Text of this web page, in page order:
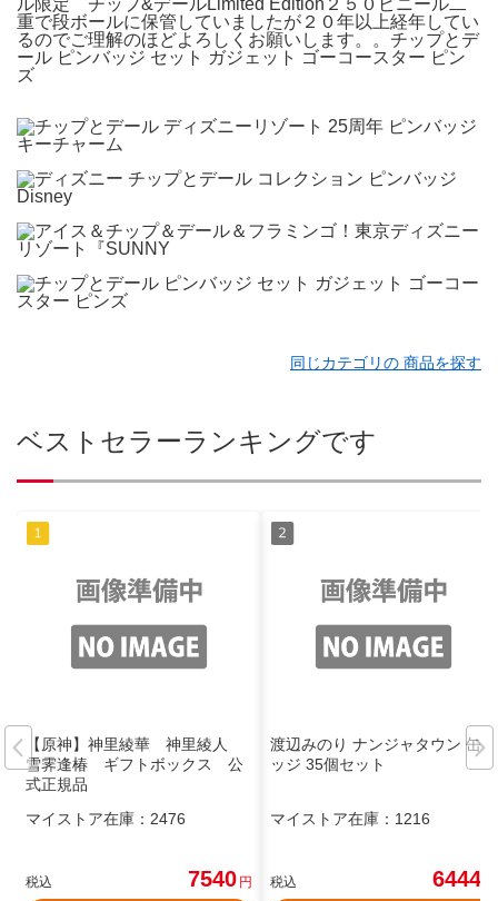
重で段ボールに保管していましたが２０年以上経年してい
るのでご理解のほどよろしくお願いします。。チップとデ
ール ピンバッジ セット ガジェット ゴーコースター ピン
ズ
同じカテゴリの 商品を探す
ベストセラーランキングです
【原神】神里綾華 神里綾人
雪霁逢椿 ギフトボックス 公
式正規品
マイストア在庫： 2476
税込 7540 円
渡辺みのり ナンジャタウン 缶バ
ッジ 35個セット
マイストア在庫： 1216
税込 6444